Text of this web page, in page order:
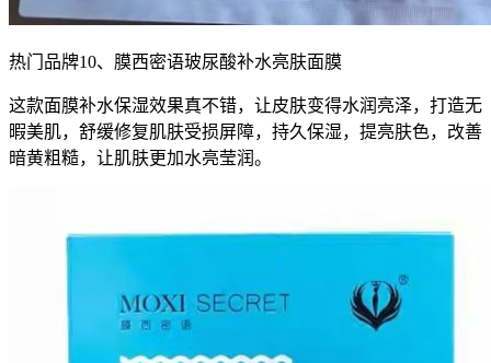
热门品牌10、膜西密语玻尿酸补水亮肤面膜
这款面膜补水保湿效果真不错，让皮肤变得水润亮泽，打造无
暇美肌，舒缓修复肌肤受损屏障，持久保湿，提亮肤色，改善
暗黄粗糙，让肌肤更加水亮莹润。